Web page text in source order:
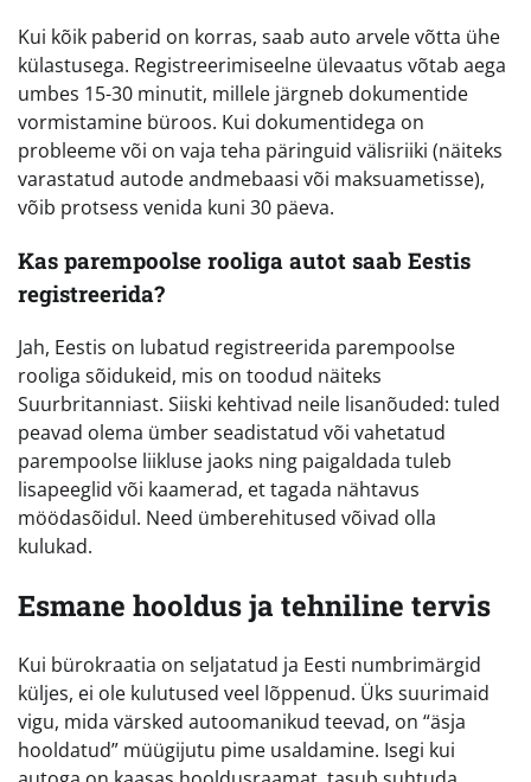
Kui kõik paberid on korras, saab auto arvele võtta ühe
külastusega. Registreerimiseelne ülevaatus võtab aega
umbes 15-30 minutit, millele järgneb dokumentide
vormistamine büroos. Kui dokumentidega on
probleeme või on vaja teha päringuid välisriiki (näiteks
varastatud autode andmebaasi või maksuametisse),
võib protsess venida kuni 30 päeva.
Kas parempoolse rooliga autot saab Eestis
registreerida?
Jah, Eestis on lubatud registreerida parempoolse
rooliga sõidukeid, mis on toodud näiteks
Suurbritanniast. Siiski kehtivad neile lisanõuded: tuled
peavad olema ümber seadistatud või vahetatud
parempoolse liikluse jaoks ning paigaldada tuleb
lisapeeglid või kaamerad, et tagada nähtavus
möödasõidul. Need ümberehitused võivad olla
kulukad.
Esmane hooldus ja tehniline tervis
Kui bürokraatia on seljatatud ja Eesti numbrimärgid
küljes, ei ole kulutused veel lõppenud. Üks suurimaid
vigu, mida värsked autoomanikud teevad, on “äsja
hooldatud” müügijutu pime usaldamine. Isegi kui